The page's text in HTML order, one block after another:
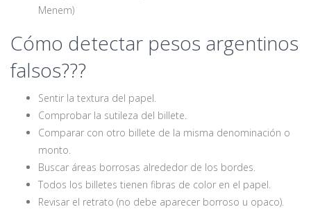
Menem)
Cómo detectar pesos argentinos
falsos???
Sentir la textura del papel.
Comprobar la sutileza del billete.
Comparar con otro billete de la misma denominación o
monto.
Buscar áreas borrosas alrededor de los bordes.
Todos los billetes tienen fibras de color en el papel.
Revisar el retrato (no debe aparecer borroso u opaco).